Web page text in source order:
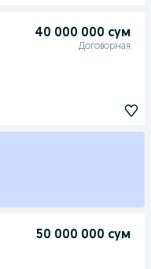
40 000 000 сум
Договорная
50 000 000 сум